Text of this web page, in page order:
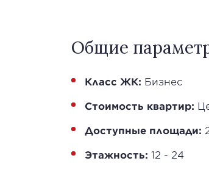
Общие
Класс ЖК: Бизнес
Стоимость квартир:
Доступные площади:
Этажность: 12 - 24